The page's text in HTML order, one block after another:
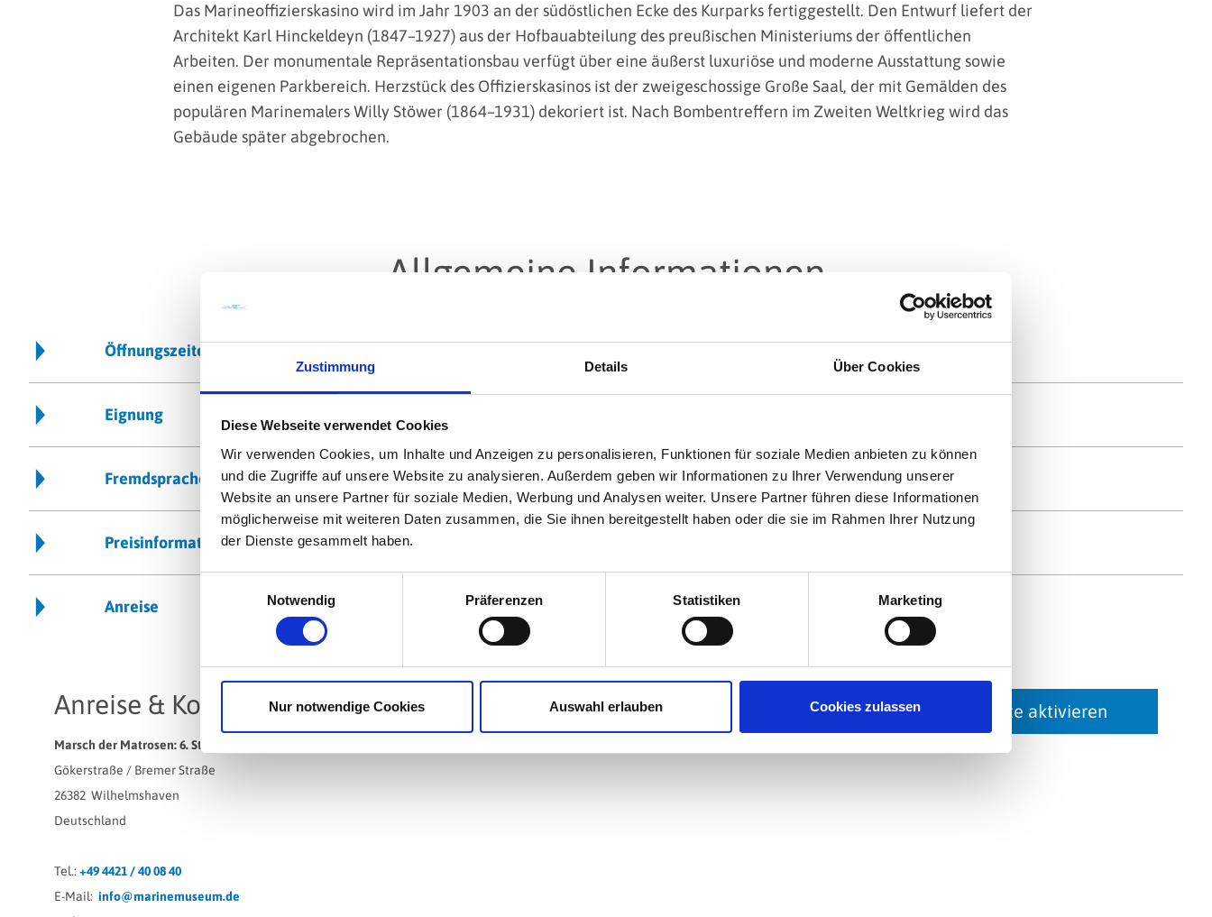
Zustimmung Details Über Cookies
Diese Webseite verwendet Cookies
Wir verwenden Cookies, um Inhalte und Anzeigen zu personalisieren, Funktionen für soziale Medien anbieten zu können
und die Zugriffe auf unsere Website zu analysieren. Außerdem geben wir Informationen zu Ihrer Verwendung unserer
Website an unsere Partner für soziale Medien, Werbung und Analysen weiter. Unsere Partner führen diese Informationen
möglicherweise mit weiteren Daten zusammen, die Sie ihnen bereitgestellt haben oder die sie im Rahmen Ihrer Nutzung
der Dienste gesammelt haben.
Notwendig
Präferenzen Statistiken Marketing
Nur notwendige Cookies Auswahl erlauben Cookies zulassen
Das Marineoffizierskasino wird im Jahr 1903 an der südöstlichen Ecke des Kurparks fertiggestellt. Den Entwurf liefert der
Architekt Karl Hinckeldeyn (1847–1927) aus der Hofbauabteilung des preußischen Ministeriums der öffentlichen
Arbeiten. Der monumentale Repräsentationsbau verfügt über eine äußerst luxuriöse und moderne Ausstattung sowie
einen eigenen Parkbereich. Herzstück des Offizierskasinos ist der zweigeschossige Große Saal, der mit Gemälden des
populären Marinemalers Willy Stöwer (1864–1931) dekoriert ist. Nach Bombentreffern im Zweiten Weltkrieg wird das
Gebäude später abgebrochen.
Allgemeine Informationen
Öffnungszeiten
Eignung
Fremdsprachen
Preisinformationen
Anreise
Anreise & Kontakt
Marsch der Matrosen: 6. Stele
Gökerstraße / Bremer Straße
26382 Wilhelmshaven
Deutschland
Tel.: +49 4421 / 40 08 40
E-Mail: info@marinemuseum.de
Karte aktivieren